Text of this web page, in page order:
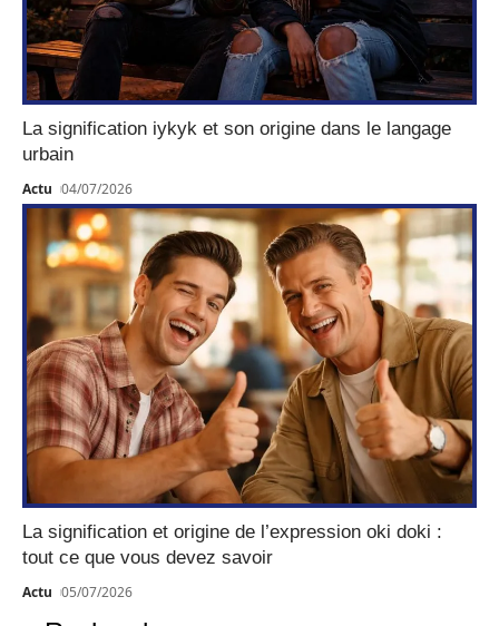
La signification iykyk et son origine dans le langage
urbain
Actu 04/07/2026
La signification et origine de l’expression oki doki :
tout ce que vous devez savoir
Actu 05/07/2026